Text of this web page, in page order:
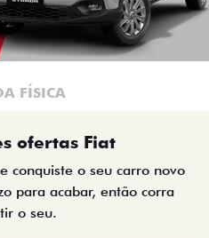
FÍSICA
ofertas Fiat
conquiste o seu carro novo
para acabar, então corra
o seu.